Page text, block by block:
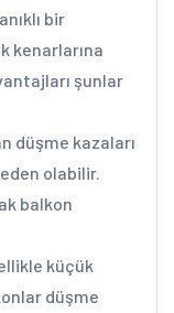
bir
kenarlarına
şunlar
düşme kazaları
olabilir.
balkon
küçük
düşme